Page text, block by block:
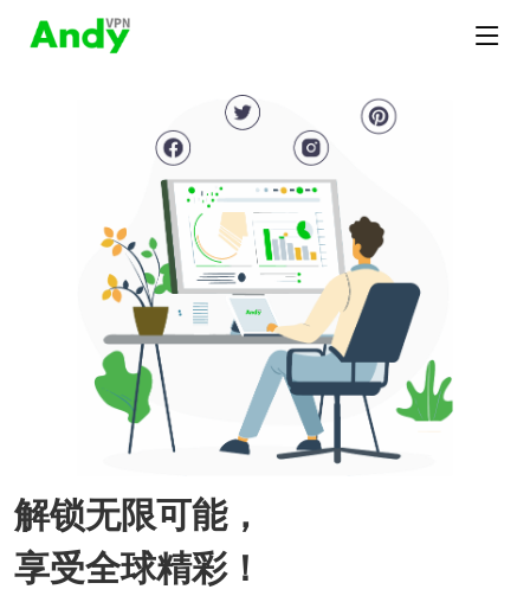
解锁无限可能，
享受全球精彩！